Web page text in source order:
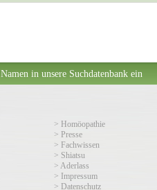
in unsere Suchdatenbank ein
> Homöopathie
> Presse
> Fachwissen
> Shiatsu
> Aderlass
> Impressum
> Datenschutz